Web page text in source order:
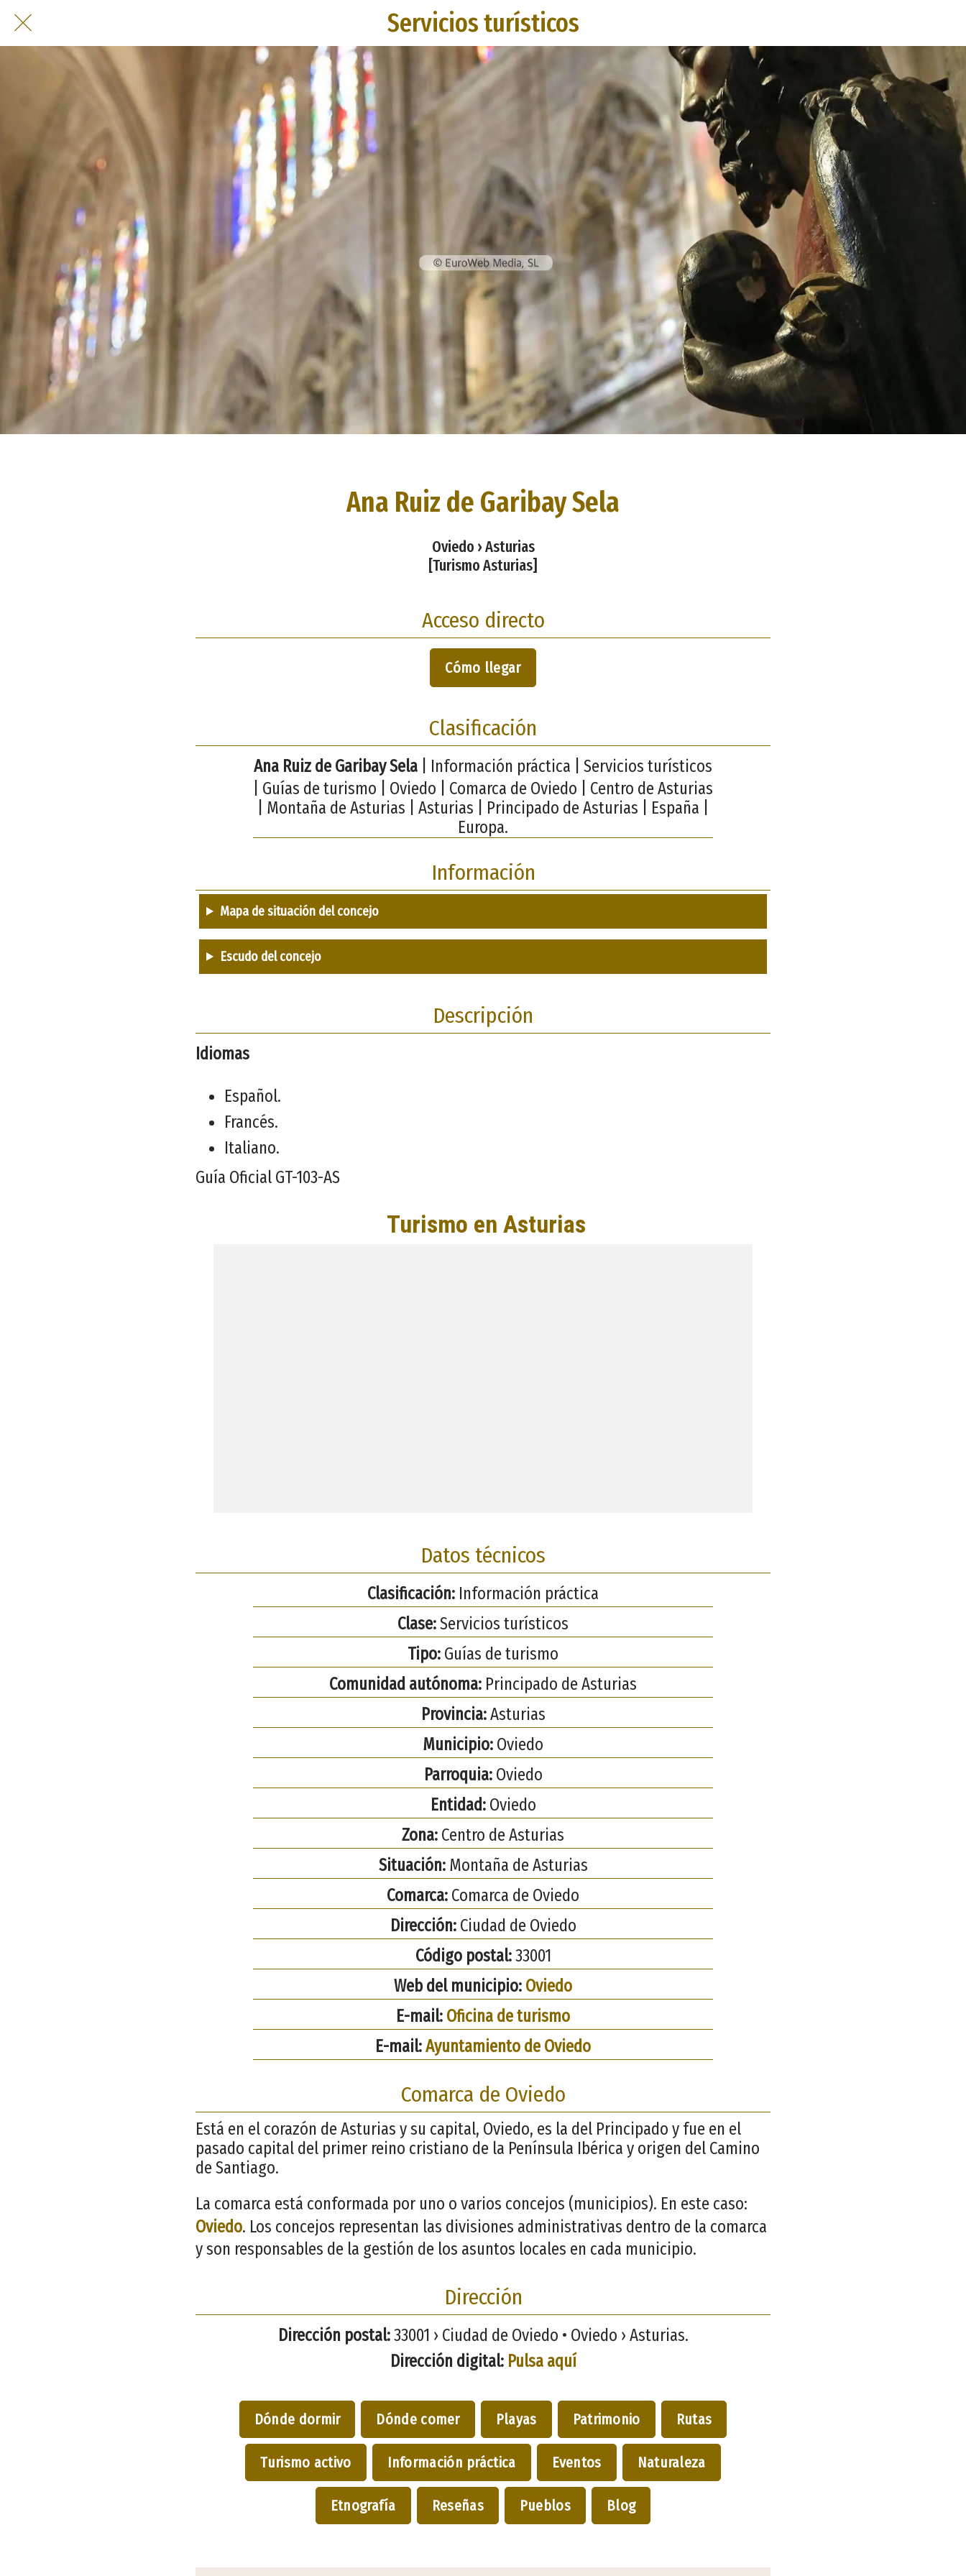
Servicios turísticos
Ana Ruiz de Garibay Sela
Oviedo › Asturias
[Turismo Asturias]
Acceso directo
Cómo llegar
Clasificación
Ana Ruiz de Garibay Sela | Información práctica | Servicios turísticos
| Guías de turismo | Oviedo | Comarca de Oviedo | Centro de Asturias
| Montaña de Asturias | Asturias | Principado de Asturias | España |
Europa.
Información
Mapa de situación del concejo
Escudo del concejo
Descripción
Idiomas
Español.
Francés.
Italiano.
Guía Oficial GT-103-AS
Datos técnicos
Clasificación: Información práctica
Clase:Servicios turísticos
Tipo: Guías de turismo
Comunidad autónoma: Principado de Asturias
Provincia:Asturias
Municipio: Oviedo
Parroquia:Oviedo
Entidad:Oviedo
Zona: Centro de Asturias
Situación:Montaña de Asturias
Comarca: Comarca de Oviedo
Dirección:Ciudad de Oviedo
Código postal:33001
Web del municipio: Oviedo
E-mail: Oficina de turismo
E-mail:Ayuntamiento de Oviedo
Comarca de Oviedo
Está en el corazón de Asturias y su capital, Oviedo, es la del Principado y fue en el
pasado capital del primer reino cristiano de la Península Ibérica y origen del Camino
de Santiago.
La comarca está conformada por uno o varios concejos (municipios). En este caso:
Oviedo. Los concejos representan las divisiones administrativas dentro de la comarca
y son responsables de la gestión de los asuntos locales en cada municipio.
Dirección
Dirección postal:33001 › Ciudad de Oviedo • Oviedo › Asturias.
Dirección digital: Pulsa aquí
Dónde dormir Dónde comer Playas Patrimonio Rutas
Turismo activo Información práctica Eventos Naturaleza
Etnografía Reseñas Pueblos Blog